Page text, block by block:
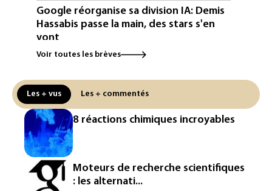
Google réorganise sa division IA: Demis
Hassabis passe la main, des stars s'en
vont
Colombie: un bébé hippopotame
meurt malgré les soins
Éclipse: une baisse temporaire de la
production d'électricité solaire
attendue en Europe
L'Autriche bat son record absolu de
chaleur pour le deuxième jour d'affilée
Voir toutes les brèves
Les + vus Les + commentés
8 réactions chimiques incroyables
Moteurs de recherche scientifiques
: les alternati...